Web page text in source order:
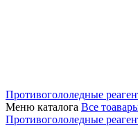
Противогололедные
Меню каталога Все
Противогололедные